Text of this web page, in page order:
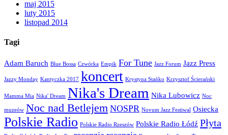
maj 2015
luty 2015
listopad 2014
Tagi
Adam Baruch Blue Bossa Czwórka Empik For Tune Jazz Forum Jazz Press
Jazzy Monday Kantyczka 2017 koncert Krystyna Stańko Krzysztof Ścierański
Mamma Mia Nika' Dream Nika's Dream Nika Lubowicz Noc
muzeów Noc nad Betlejem NOSPR Novum Jazz Festiwal Osiecka
Polskie Radio Polskie Radio Rzeszów Polskie Radio Łódź Płyta